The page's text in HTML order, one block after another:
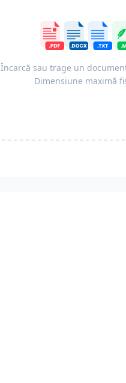
Încarcă sau trage un
Dimensiune maximă